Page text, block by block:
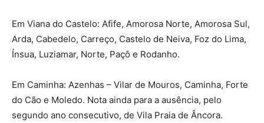
Em Viana do Castelo: Afife, Amorosa Norte, Amorosa Sul,
Arda, Cabedelo, Carreço, Castelo de Neiva, Foz do Lima,
Ínsua, Luziamar, Norte, Paçô e Rodanho.
Em Caminha: Azenhas – Vilar de Mouros, Caminha, Forte
do Cão e Moledo. Nota ainda para a ausência, pelo
segundo ano consecutivo, de Vila Praia de Âncora.